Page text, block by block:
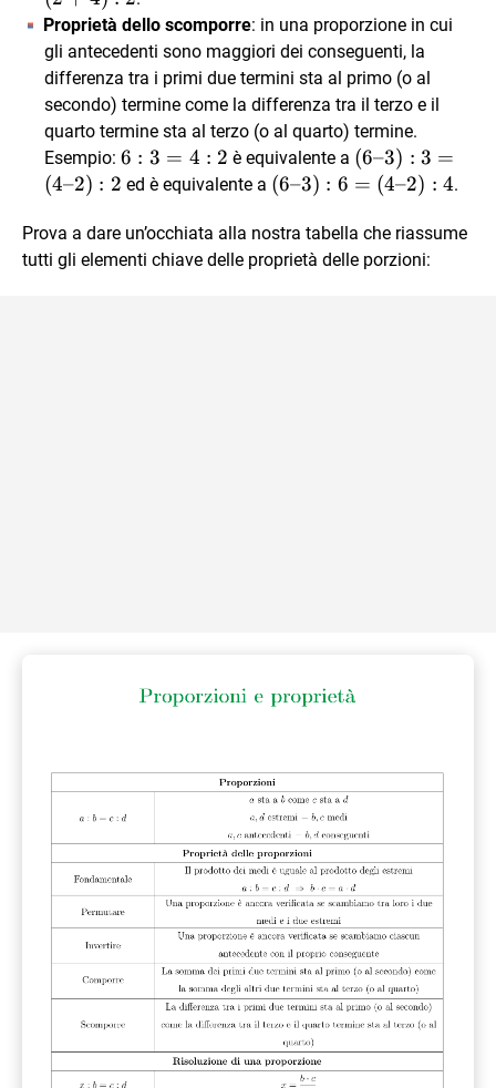
=
2
:
4
:
6
=
(2
+
4)
:
6)
:
3
=
(2
+
4)
2
Proprietà dello scomporre: in una proporzione in cui
gli antecedenti sono maggiori dei conseguenti, la
differenza tra i primi due termini sta al primo (o al
secondo) termine come la differenza tra il terzo e il
quarto termine sta al terzo (o al quarto) termine.
Esempio: 6
=
4
6 : 3 = 4 : 2 è equivalente a (6
–
:
3
(6–3) : 3 =
(4–2) : 2 ed è equivalente a (6
3)
:
(6–3) : 6 = (4–2) : 4.
Prova a dare un’occhiata alla nostra tabella che riassume
tutti gli elementi chiave delle proprietà delle porzioni: